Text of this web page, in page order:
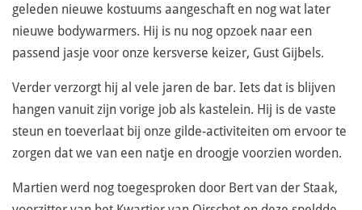
geleden nieuwe kostuums aangeschaft en nog wat later
nieuwe bodywarmers. Hij is nu nog opzoek naar een
passend jasje voor onze kersverse keizer, Gust Gijbels.
Verder verzorgt hij al vele jaren de bar. Iets dat is blijven
hangen vanuit zijn vorige job als kastelein. Hij is de vaste
steun en toeverlaat bij onze gilde-activiteiten om ervoor te
zorgen dat we van een natje en droogje voorzien worden.
Martien werd nog toegesproken door Bert van der Staak,